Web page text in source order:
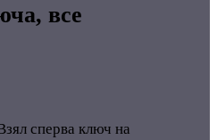
все
сперва ключ на